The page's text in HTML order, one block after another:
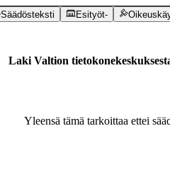
Säädösteksti Esityöt-
Laki Valtion
Yleensä tämä tarkoittaa ettei